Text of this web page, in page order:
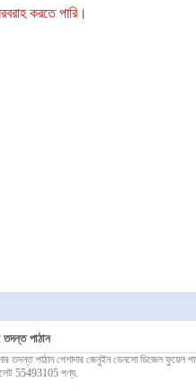
করতে পারি।
পাঠান